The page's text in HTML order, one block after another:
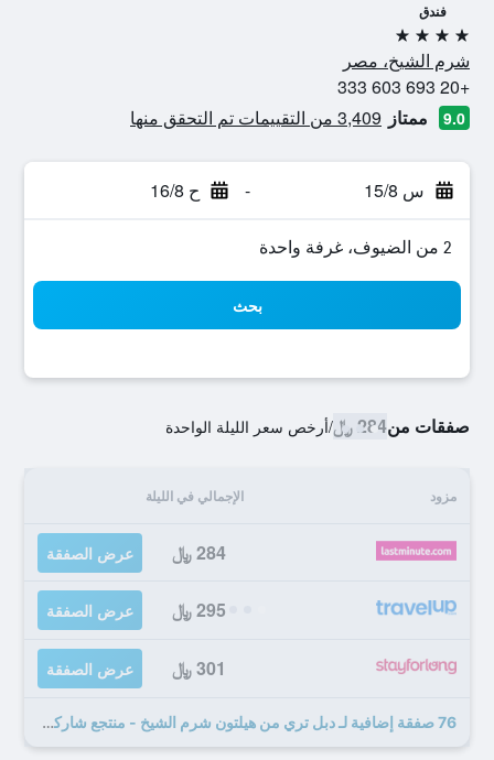
فندق
4 نجوم
شرم الشيخ، مصر
+20 693 603 333
9.0 ممتاز 3,409 من التقييمات تم التحقق منها
س 15/8 - ح 16/8
2 من الضيوف، غرفة واحدة
بحث
صفقات من284 ﷼ /أرخص سعر الليلة الواحدة
مزود الإجمالي في الليلة
284 ﷼ عرض الصفقة
295 ﷼ عرض الصفقة
301 ﷼ عرض الصفقة
76 صفقة إضافية لـ دبل تري من هيلتون شرم الشيخ - منتجع شاركس باي